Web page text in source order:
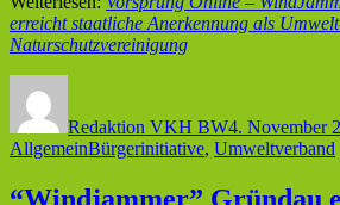
erreicht staatliche Anerkennung als
Naturschutzvereinigung
Redaktion VKH BW4. November
AllgemeinSchlagwörter
Bürgerinitiative, Umweltverband
“Windjammer” Gründau